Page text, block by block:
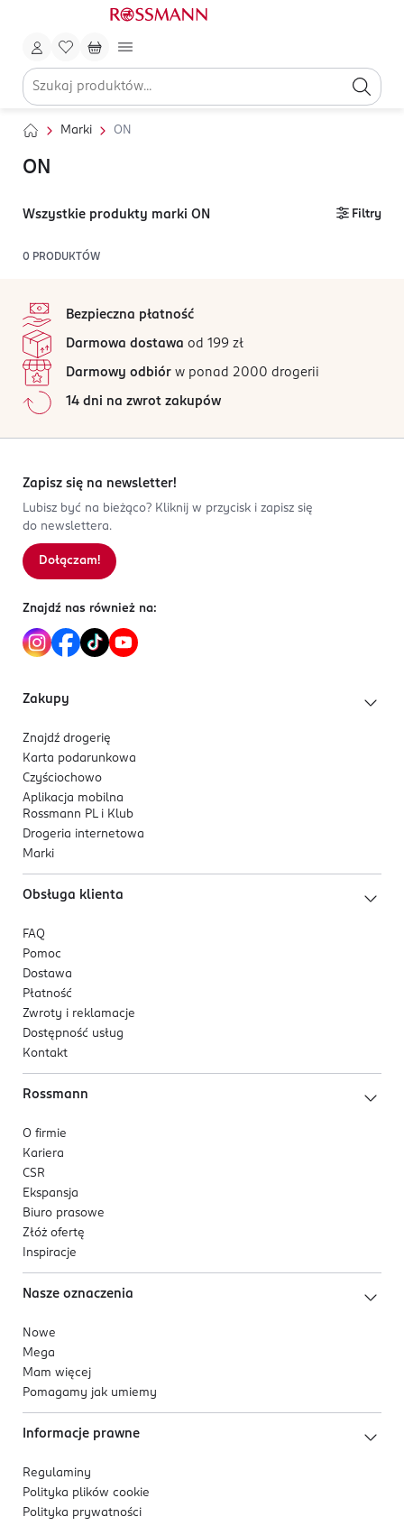
Marki ON
ON
Wszystkie produkty marki ON Filtry
0 PRODUKTÓW
Bezpieczna płatność
Darmowa dostawa od 199 zł
Darmowy odbiór w ponad 2000 drogerii
14 dni na zwrot zakupów
Zapisz się na newsletter!
Lubisz być na bieżąco? Kliknij w przycisk i zapisz się
do newslettera.
Dołączam!
Znajdź nas również na:
Zakupy
Znajdź drogerię
Karta podarunkowa
Czyściochowo
Aplikacja mobilna
Rossmann PL i Klub
Drogeria internetowa
Marki
Obsługa klienta
FAQ
Pomoc
Dostawa
Płatność
Zwroty i reklamacje
Dostępność usług
Kontakt
Rossmann
O firmie
Kariera
CSR
Ekspansja
Biuro prasowe
Złóż ofertę
Inspiracje
Nasze oznaczenia
Nowe
Mega
Mam więcej
Pomagamy jak umiemy
Informacje prawne
Regulaminy
Polityka plików cookie
Polityka prywatności